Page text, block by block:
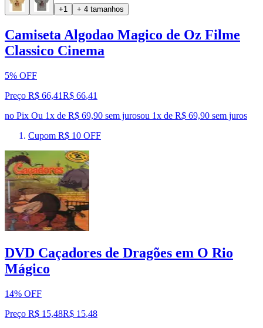
+1 + 4 tamanhos
Camiseta Algodao Magico de Oz Filme
Classico Cinema
5% OFF
Preço R$ 66,41R$ 66,41
no Pix Ou 1x de R$ 69,90 sem jurosou 1x de R$ 69,90 sem juros
Cupom R$ 10 OFF
DVD Caçadores de Dragões em O Rio
Mágico
14% OFF
Preço R$ 15,48R$ 15,48